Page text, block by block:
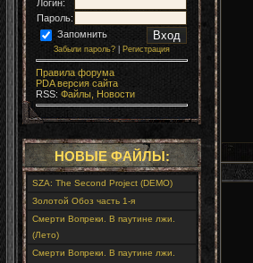
Логин:
Пароль:
Запомнить
Забыли пароль? Регистрация
Правила форума
PDA версия сайта
RSS: Файлы, Новости
НОВЫЕ ФАЙЛЫ:
SZA: The Second Project (DEMO)
Золотой Обоз часть 1-я
Смерти Вопреки. В паутине лжи.
(Лето)
Смерти Вопреки. В паутине лжи.